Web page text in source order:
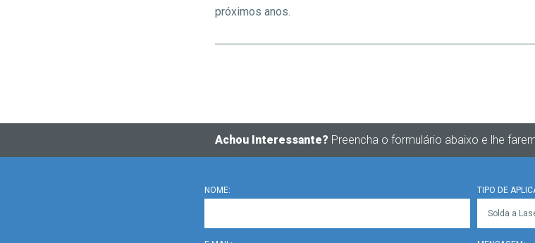
próximos anos.
Achou Interessante? Preencha o formulário abaixo e lhe
NOME: TIPO DE